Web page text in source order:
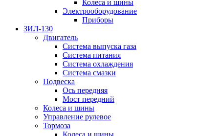
Колеса и шины
Электрооборудование
Приборы
ЗИЛ-130
Двигатель
Система выпуска газа
Система питания
Система охлаждения
Система смазки
Подвеска
Ось передняя
Мост передний
Колеса и шины
Управление рулевое
Тормоза
Колеса и шины